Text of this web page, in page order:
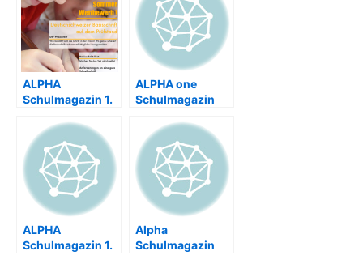
ALPHA
Schulmagazin 1.
2023
ALPHA one
Schulmagazin
ALPHA
Schulmagazin 1.
Alpha
Schulmagazin